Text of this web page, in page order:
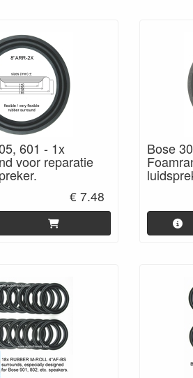
601 - 1x
voor reparatie
€ 7.48
Bose